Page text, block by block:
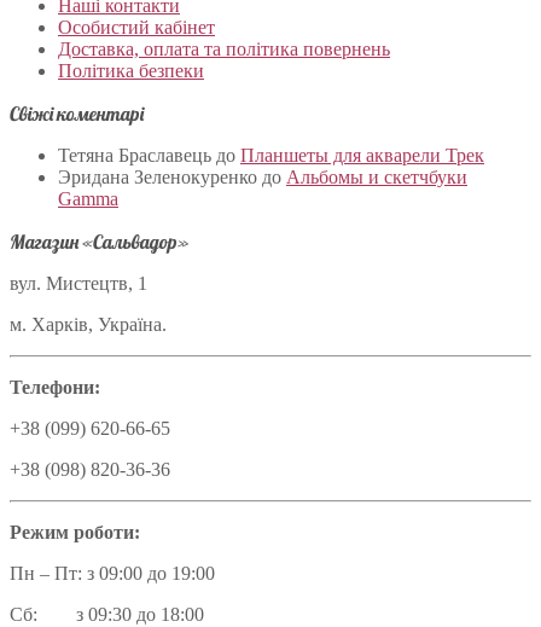
Наші контакти
Особистий кабінет
Доставка, оплата та політика повернень
Політика безпеки
Свіжі коментарі
Тетяна Браславець до Планшеты для акварели Трек
Эридана Зеленокуренко до Альбомы и скетчбуки
Gamma
Магазин «Сальвадор»
вул. Мистецтв, 1
м. Харків, Україна.
Телефони:
+38 (099) 620-66-65
+38 (098) 820-36-36
Режим роботи:
Пн – Пт: з 09:00 до 19:00
Сб: з 09:30 до 18:00